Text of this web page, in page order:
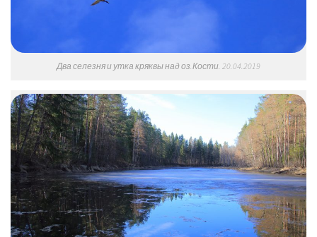
Два селезня и утка кряквы над оз.Кости. 20.04.2019